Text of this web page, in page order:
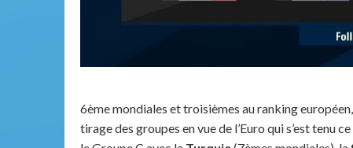
6ème mondiales et troisièmes au ranking
tirage des groupes en vue de l’Euro qui s’est tenu